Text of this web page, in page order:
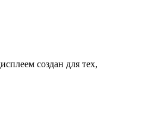
создан для тех,